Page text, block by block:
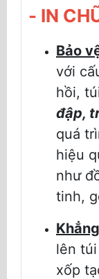
- IN
Bảo
với
hồi,
đập,
quá
hiệu
như
tinh,
lên
xốp